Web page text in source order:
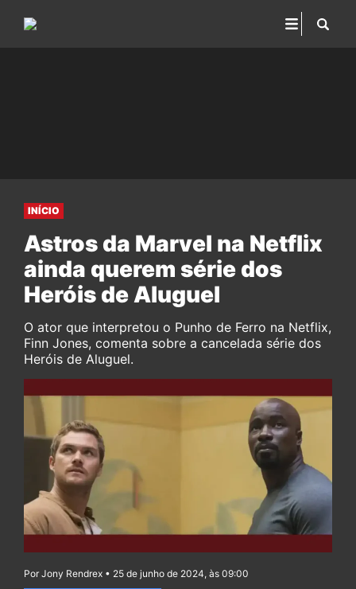
INÍCIO
Astros da Marvel na Netflix
ainda querem série dos
Heróis de Aluguel
O ator que interpretou o Punho de Ferro na Netflix,
Finn Jones, comenta sobre a cancelada série dos
Heróis de Aluguel.
Por Jony Rendrex • 25 de junho de 2024, às 09:00